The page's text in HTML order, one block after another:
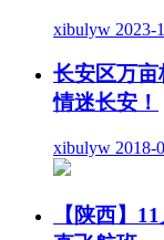
xibulyw 2023-
长安区万亩
情迷长安！
xibulyw 2018-
【陕西】